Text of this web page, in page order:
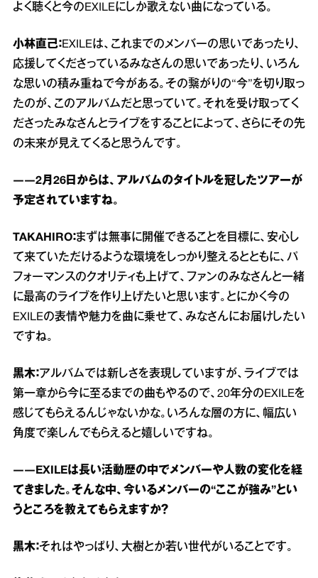
よく聴くと今のEXILEにしか歌えない曲になっている。
小林直己：EXILEは、これまでのメンバーの思いであったり、
応援してくださっているみなさんの思いであったり、いろん
な思いの積み重ねで今がある。その繋がりの“今”を切り取っ
たのが、このアルバムだと思っていて。それを受け取ってく
ださったみなさんとライブをすることによって、さらにその先
の未来が見えてくると思うんです。
――2月26日からは、アルバムのタイトルを冠したツアーが
予定されていますね。
TAKAHIRO：まずは無事に開催できることを目標に、安心し
て来ていただけるような環境をしっかり整えるとともに、パ
フォーマンスのクオリティも上げて、ファンのみなさんと一緒
に最高のライブを作り上げたいと思います。とにかく今の
EXILEの表情や魅力を曲に乗せて、みなさんにお届けしたい
ですね。
黒木： アルバムでは新しさを表現していますが、ライブでは
第一章から今に至るまでの曲もやるので、20年分のEXILEを
感じてもらえるんじゃないかな。いろんな層の方に、幅広い
角度で楽しんでもらえると嬉しいですね。
――EXILEは長い活動歴の中でメンバーや人数の変化を経
てきました。そんな中、今いるメンバーの“ここが強み”とい
うところを教えてもらえますか？
黒木：それはやっぱり、大樹とか若い世代がいることです。